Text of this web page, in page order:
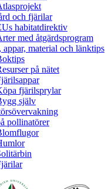
och fjärilar
habitatdirektiv
med åtgärdsprogram
appar, material och länktips
på nätet
fjärilsprylar
själv
pollinatörer